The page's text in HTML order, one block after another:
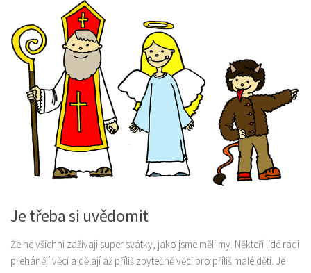
Je třeba si uvědomit
Že ne všichni zažívají super svátky, jako jsme měli my. Někteří lidé rádi
přehánějí věci a dělají až příliš zbytečně věci pro příliš malé děti. Je